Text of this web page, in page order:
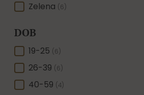
Zelena (6)
DOB
DOB19-25 (6)
26-39 (6)
40-59 (4)